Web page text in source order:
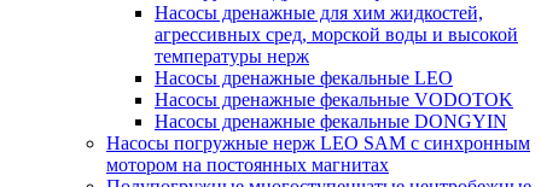
Насосы дренажные для хим жидкостей,
агрессивных сред, морской воды и высокой
температуры нерж
Насосы дренажные фекальные LEO
Насосы дренажные фекальные VODOTOK
Насосы дренажные фекальные DONGYIN
Насосы погружные нерж LEO SAM с синхронным
мотором на постоянных магнитах